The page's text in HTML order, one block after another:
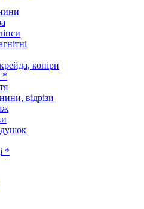
копіри
*
відрізи
*